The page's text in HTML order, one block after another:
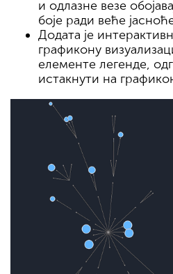
и одлазне везе
боје ради веће
Додата је
графикону
елементе легенде,
истакнути на